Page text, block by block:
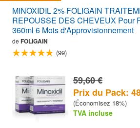
MINOXIDIL 2% FOLIGAIN
REPOUSSE DES CHEVEUX Pour
360ml 6 Mois d'Approvisionnement
de FOLIGAIN
(99)
59,60 €
Prix du Pack:
(Économisez 18%)
TVA incluse